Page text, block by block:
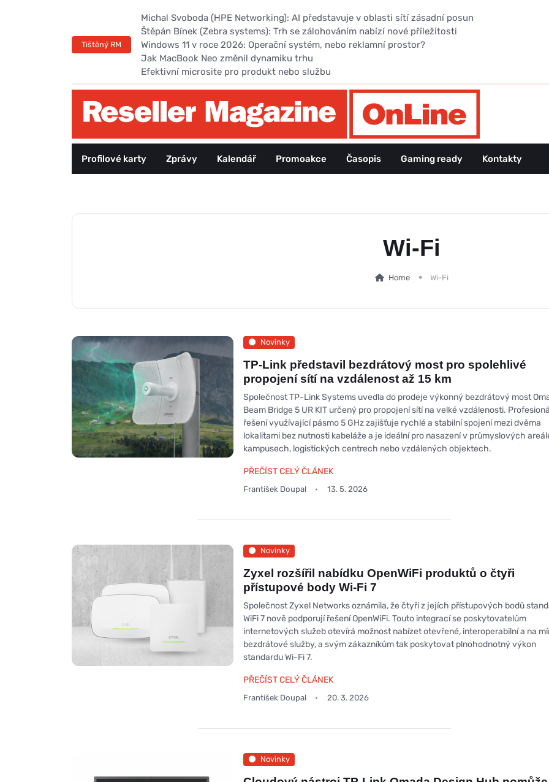
Tištěný RM
Michal Svoboda (HPE Networking): AI představuje v oblasti sítí zásadní posun
Štěpán Bínek (Zebra systems): Trh se zálohováním nabízí nové příležitosti
Windows 11 v roce 2026: Operační systém, nebo reklamní prostor?
Jak MacBook Neo změnil dynamiku trhu
Efektivní microsite pro produkt nebo službu
Profilové karty Zprávy Kalendář Promoakce Časopis Gaming ready Kontakty
Wi-Fi
Home Wi-Fi
Novinky
TP-Link představil bezdrátový most pro spolehlivé
propojení sítí na vzdálenost až 15 km
Společnost TP-Link Systems uvedla do prodeje výkonný bezdrátový most
Beam Bridge 5 UR KIT určený pro propojení sítí na velké vzdálenosti.
řešení využívající pásmo 5 GHz zajišťuje rychlé a stabilní spojení mezi dvěma
lokalitami bez nutnosti kabeláže a je ideální pro nasazení v průmyslových
kampusech, logistických centrech nebo vzdálených objektech.
PŘEČÍST CELÝ ČLÁNEK
František Doupal 13. 5. 2026
Novinky
Zyxel rozšířil nabídku OpenWiFi produktů o čtyři
přístupové body Wi-Fi 7
Společnost Zyxel Networks oznámila, že čtyři z jejích přístupových bodů
WiFi 7 nově podporují řešení OpenWiFi. Touto integrací se poskytovatelům
internetových služeb otevírá možnost nabízet otevřené, interoperabilní a na
bezdrátové služby, a svým zákazníkům tak poskytovat plnohodnotný výkon
standardu Wi-Fi 7.
PŘEČÍST CELÝ ČLÁNEK
František Doupal 20. 3. 2026
Novinky